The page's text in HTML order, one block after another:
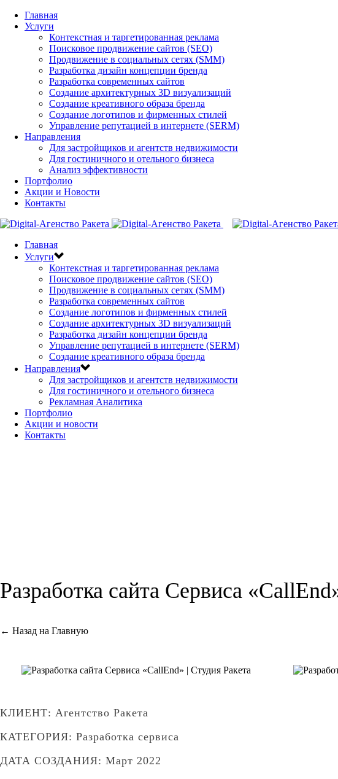
Главная
Услуги
Контекстная и таргетированная реклама
Поисковое продвижение сайтов (SEO)
Продвижение в социальных сетях (SMM)
Разработка дизайн концепции бренда
Разработка современных сайтов
Создание архитектурных 3D визуализаций
Создание креативного образа бренда
Создание логотипов и фирменных стилей
Управление репутацией в интернете (SERM)
Направления
Для застройщиков и агентств недвижимости
Для гостиничного и отельного бизнеса
Анализ эффективности
Портфолио
Акции и Новости
Контакты
Главная
Услуги
Контекстная и таргетированная реклама
Поисковое продвижение сайтов (SEO)
Продвижение в социальных сетях (SMM)
Разработка современных сайтов
Создание логотипов и фирменных стилей
Создание архитектурных 3D визуализаций
Разработка дизайн концепции бренда
Управление репутацией в интернете (SERM)
Создание креативного образа бренда
Направления
Для застройщиков и агентств недвижимости
Для гостиничного и отельного бизнеса
Рекламная Аналитика
Портфолио
Акции и новости
Контакты
Разработка сайта Сервиса
← Назад на Главную
КЛИЕНТ: Агентство Ракета
КАТЕГОРИЯ: Разработка сервиса
ДАТА СОЗДАНИЯ: Март 2022